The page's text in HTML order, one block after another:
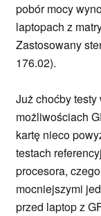
pobór mocy
laptopach z
Zastosowany
176.02).
Już choćby
możliwościach
kartę nieco
testach
procesora,
mocniejszymi
przed laptop z